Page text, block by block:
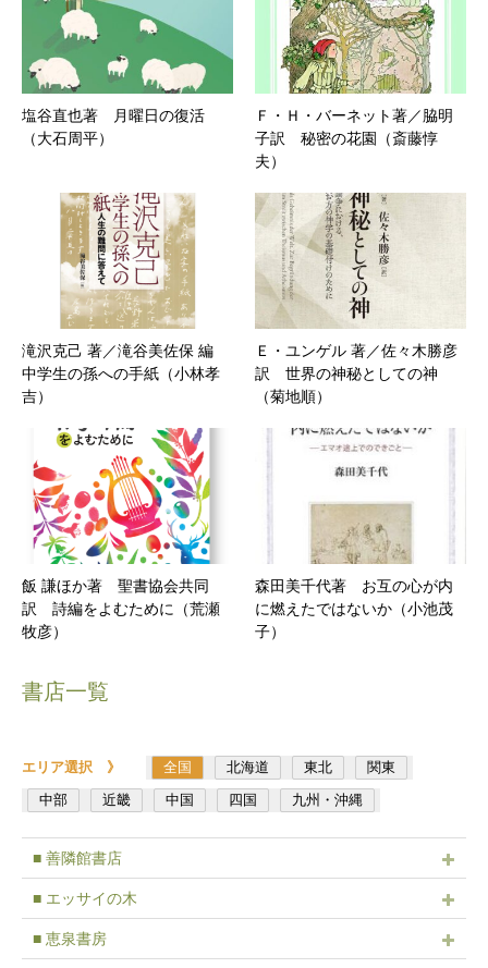
塩谷直也著 月曜日の復活
（大石周平）
Ｆ・Ｈ・バーネット著／脇明
子訳 秘密の花園（斎藤惇
夫）
滝沢克己 著／滝谷美佐保 編
中学生の孫への手紙（小林孝
吉）
Ｅ・ユンゲル 著／佐々木勝彦
訳 世界の神秘としての神
（菊地順）
飯 謙ほか著 聖書協会共同
訳 詩編をよむために（荒瀬
牧彦）
森田美千代著 お互の心が内
に燃えたではないか（小池茂
子）
書店一覧
エリア選択 》 全国 北海道 東北
関東
中部
近畿 中国 四国 九州・沖縄
■ 善隣館書店
■ エッサイの木
■ 恵泉書房